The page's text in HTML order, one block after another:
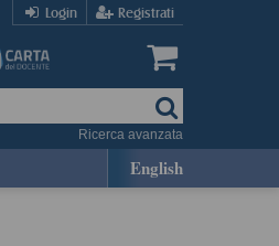
Login Registrati
Ricerca avanzata
English